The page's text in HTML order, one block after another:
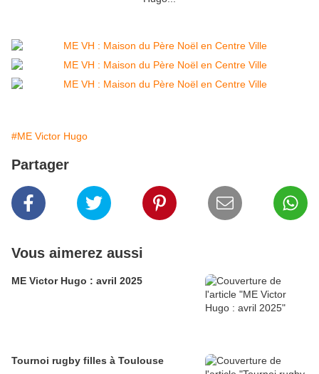
#ME Victor Hugo
Partager
Vous aimerez aussi
ME Victor Hugo : avril 2025
Tournoi rugby filles à Toulouse